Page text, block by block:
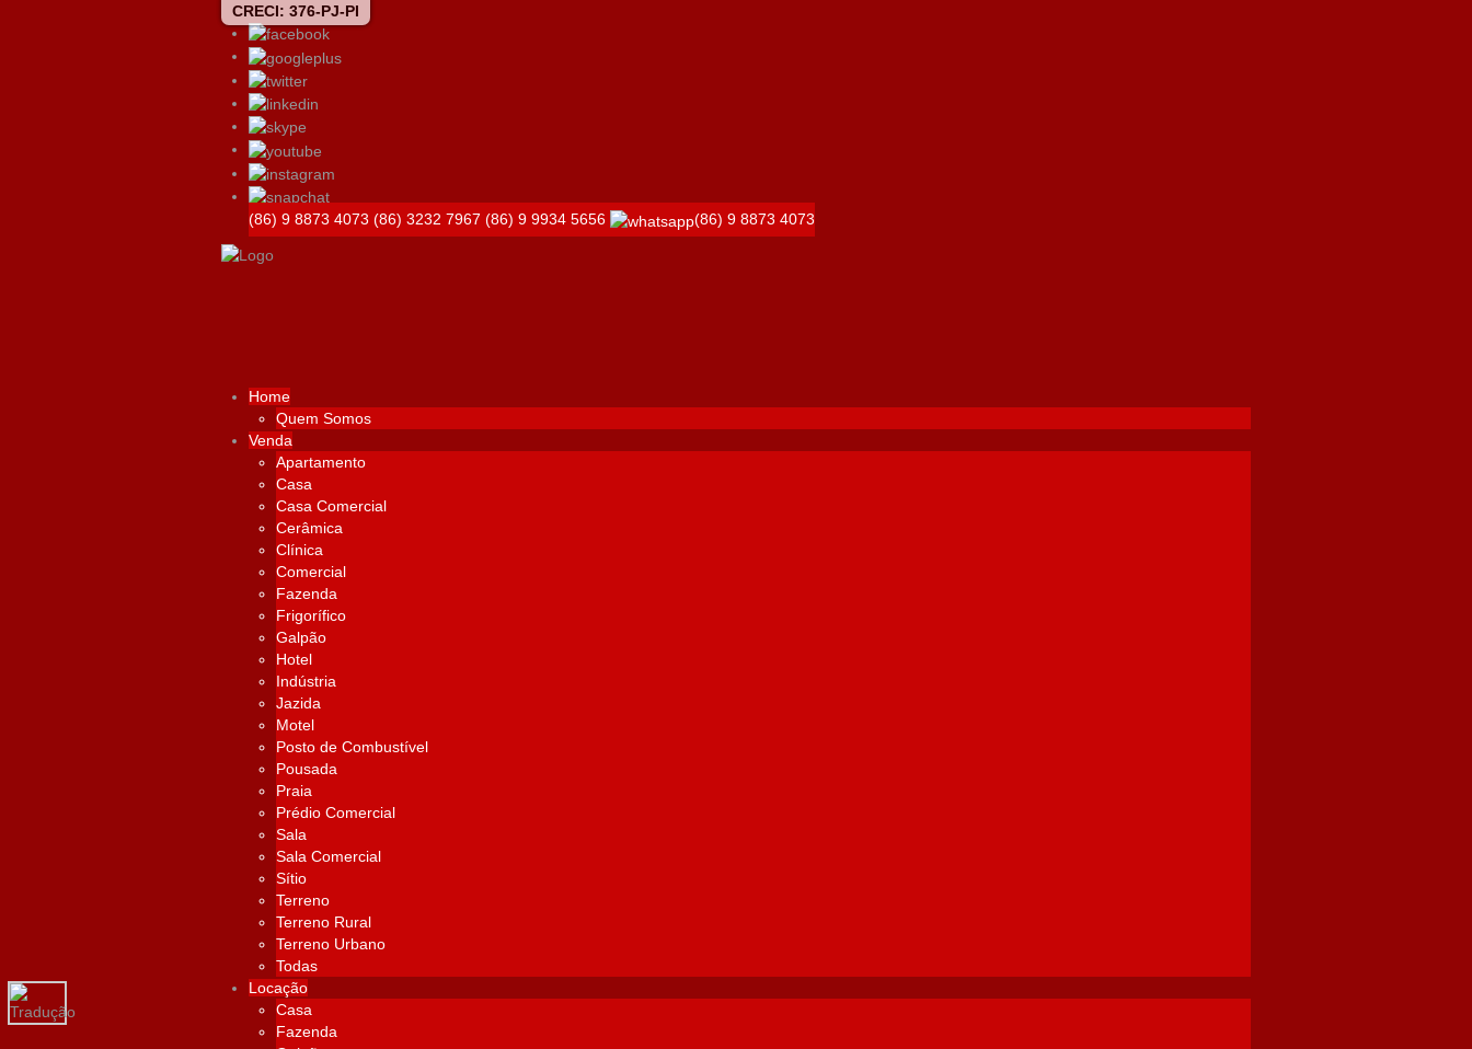
CRECI: 376-PJ-PI
(86) 9 8873 4073 (86) 3232 7967 (86) 9 9934 5656 (86) 9 8873 4073
Home
Quem Somos
Venda
Apartamento
Casa
Casa Comercial
Cerâmica
Clínica
Comercial
Fazenda
Frigorífico
Galpão
Hotel
Indústria
Jazida
Motel
Posto de Combustível
Pousada
Praia
Prédio Comercial
Sala
Sala Comercial
Sítio
Terreno
Terreno Rural
Terreno Urbano
Todas
Locação
Casa
Fazenda